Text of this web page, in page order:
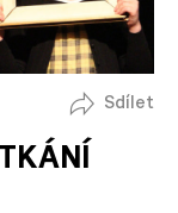
Sdílet